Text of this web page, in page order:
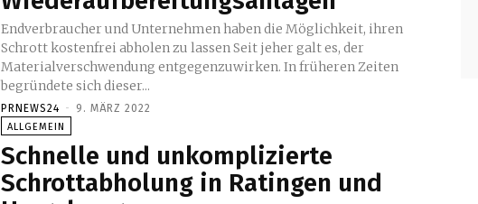
Endverbraucher und Unternehmen haben die Möglichkeit, ihren
Schrott kostenfrei abholen zu lassen Seit jeher galt es, der
Materialverschwendung entgegenzuwirken. In früheren Zeiten
begründete sich dieser...
PRNEWS24 - 9. MÄRZ 2022
ALLGEMEIN
Schnelle und unkomplizierte
Schrottabholung in Ratingen und